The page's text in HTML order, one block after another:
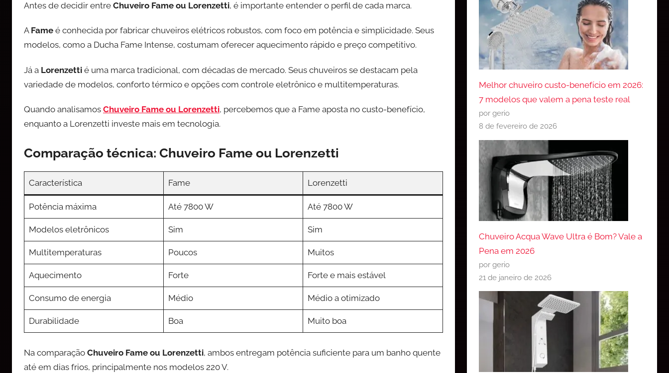
Antes de decidir entre Chuveiro Fame ou Lorenzetti, é importante entender o perfil de cada marca.
A Fame é conhecida por fabricar chuveiros elétricos robustos, com foco em potência e simplicidade. Seus
modelos, como a Ducha Fame Intense, costumam oferecer aquecimento rápido e preço competitivo.
Já a Lorenzetti é uma marca tradicional, com décadas de mercado. Seus chuveiros se destacam pela
variedade de modelos, conforto térmico e opções com controle eletrônico e multitemperaturas.
Quando analisamos Chuveiro Fame ou Lorenzetti, percebemos que a Fame aposta no custo-benefício,
enquanto a Lorenzetti investe mais em tecnologia.
Comparação técnica: Chuveiro Fame ou Lorenzetti
Característica Fame Lorenzetti
Potência máxima Até 7800 W Até 7800 W
Modelos eletrônicos Sim Sim
Multitemperaturas Poucos Muitos
Aquecimento Forte Forte e mais estável
Consumo de energia Médio Médio a otimizado
Durabilidade Boa Muito boa
Na comparação Chuveiro Fame ou Lorenzetti, ambos entregam potência suficiente para um banho quente
até em dias frios, principalmente nos modelos 220 V.
Melhor chuveiro custo-benefício em 2026:
7 modelos que valem a pena teste real
por gerio
8 de fevereiro de 2026
Chuveiro Acqua Wave Ultra é Bom? Vale a
Pena em 2026
por gerio
21 de janeiro de 2026